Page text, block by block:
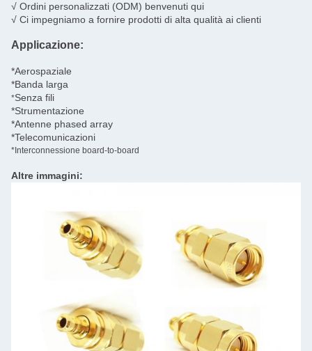
√ Ordini personalizzati (ODM) benvenuti qui
√ Ci impegniamo a fornire prodotti di alta qualità ai clienti
Applicazione:
*Aerospaziale
*Banda larga
*Senza fili
*Strumentazione
*Antenne phased array
*Telecomunicazioni
*Interconnessione board-to-board
Altre immagini: